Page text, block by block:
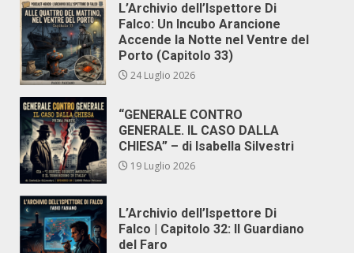
L’Archivio dell’Ispettore Di
Falco: Un Incubo Arancione
Accende la Notte nel Ventre del
Porto (Capitolo 33)
24 Luglio 2026
“GENERALE CONTRO
GENERALE. IL CASO DALLA
CHIESA” – di Isabella Silvestri
19 Luglio 2026
L’Archivio dell’Ispettore Di
Falco | Capitolo 32: Il Guardiano
del Faro